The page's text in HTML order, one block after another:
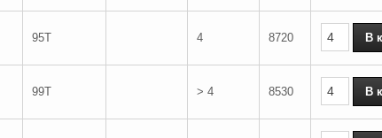
95T 4 8720
99T > 4 8530